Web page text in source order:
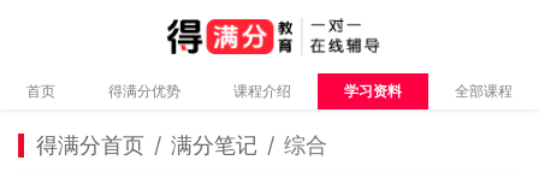
首页 得满分优势 课程介绍 学习资料 全部课程
得满分首页 满分笔记 综合